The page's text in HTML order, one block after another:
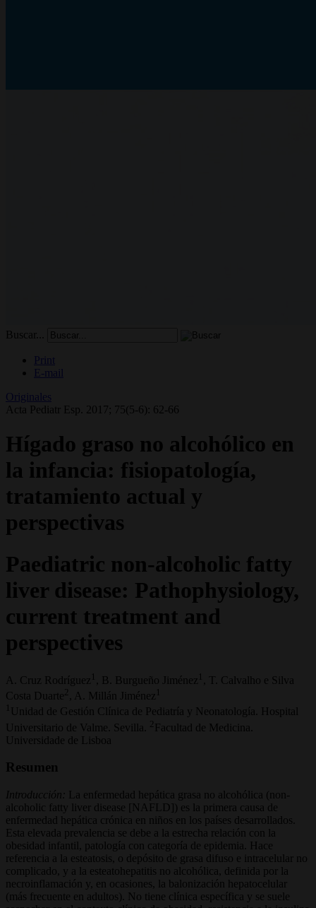
Buscar...
Print
E-mail
Originales
Acta Pediatr Esp. 2017; 75(5-6): 62-66
Hígado graso no alcohólico en
la infancia: fisiopatología,
tratamiento actual y
perspectivas
Paediatric non-alcoholic fatty
liver disease: Pathophysiology,
current treatment and
perspectives
A. Cruz Rodríguez 1 , B. Burgueño Jiménez 1
, T. Calvalho e Silva
Costa Duarte
, A. Millán Jiménez 1
1 Unidad de Gestión Clínica de Pediatría y Neonatología. Hospital
Universitario de Valme. Sevilla.
Facultad de Medicina.
Universidade de Lisboa
Resumen
Introducción:
La enfermedad hepática grasa no alcohólica (non-
alcoholic fatty liver disease [NAFLD]) es la primera causa de
enfermedad hepática crónica en niños en los países desarrollados.
Esta elevada prevalencia se debe a la estrecha relación con la
obesidad infantil, patología con categoría de epidemia. Hace
referencia a la esteatosis, o depósito de grasa difuso e intracelular no
complicado, y a la esteatohepatitis no alcohólica, definida por la
necroinflamación y, en ocasiones, la balonización hepatocelular
(más frecuente en adultos). No tiene clínica específica y se suele